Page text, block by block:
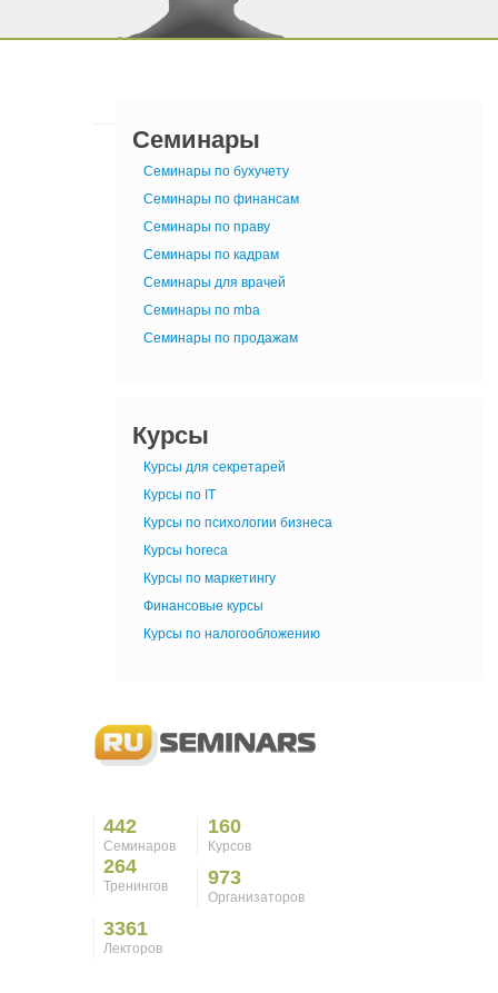
Семинары
Семинары по бухучету
Семинары по финансам
Семинары по праву
Семинары по кадрам
Семинары для врачей
Семинары по mba
Семинары по продажам
Курсы
Курсы для секретарей
Курсы по IT
Курсы по психологии бизнеса
Курсы horeca
Курсы по маркетингу
Финансовые курсы
Курсы по налогообложению
442
Семинаров
160
Курсов
264
Тренингов 973
Организаторов
3361
Лекторов